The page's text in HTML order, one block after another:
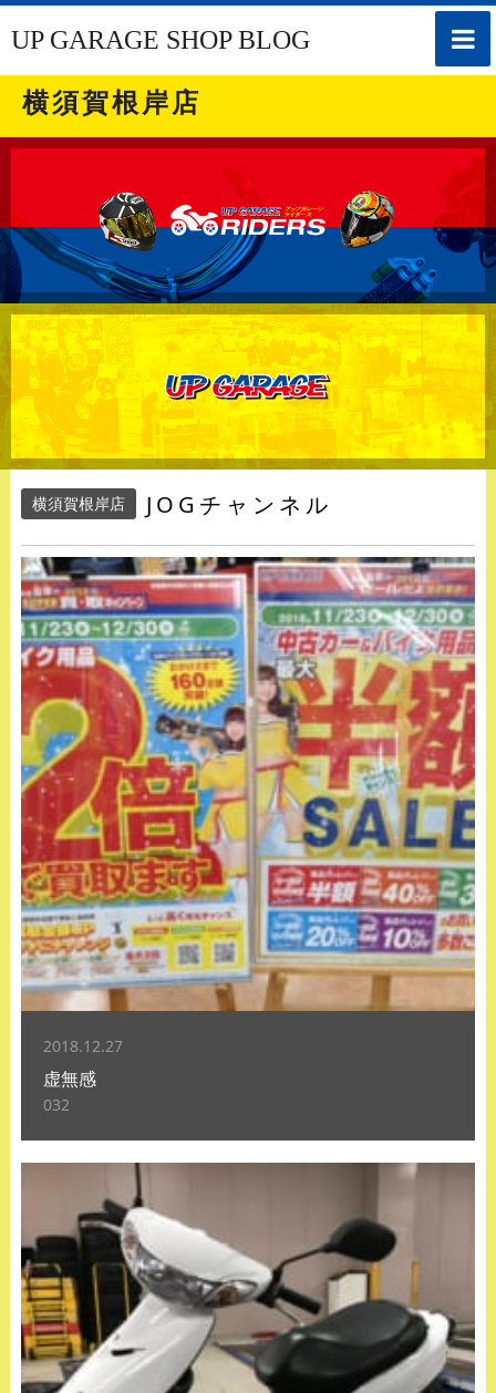
toggle
UP GARAGE SHOP BLOG
横須賀根岸店
横須賀根岸店 JOGチャンネル
2018.12.27
虚無感
032